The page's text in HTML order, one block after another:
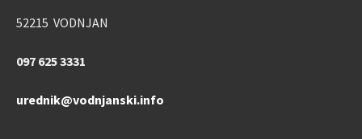
52215 VODNJAN
097 625 3331
urednik@vodnjanski.info